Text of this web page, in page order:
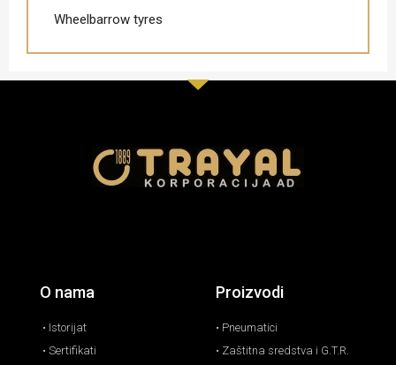
Wheelbarrow tyres
O nama
• Istorijat
• Sertifikati
Proizvodi
• Pneumatici
• Zaštitna sredstva i G.T.R.